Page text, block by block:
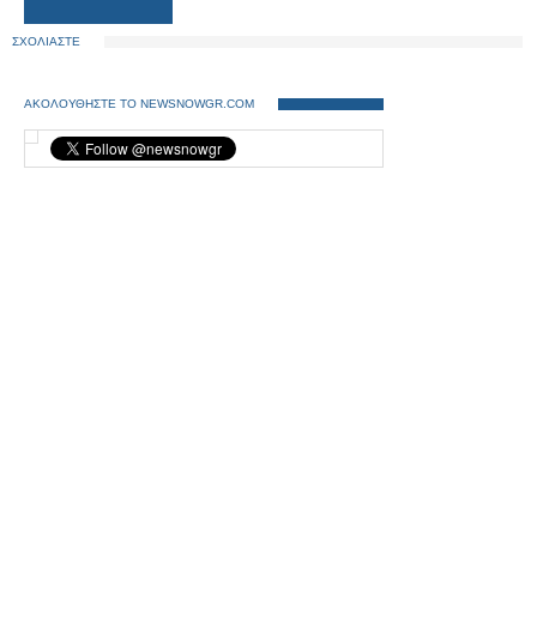
ΣΧΟΛΙΑΣΤΕ
ΑΚΟΛΟΥΘΗΣΤΕ ΤΟ NEWSNOWGR.COM